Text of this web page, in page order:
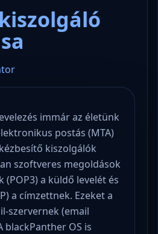
immár az életünk
postás (MTA)
kiszolgálók
szoftveres megoldások
(POP3) a küldő levelét és
a címzettnek. Ezeket a
szervernek (email
blackPanther OS is